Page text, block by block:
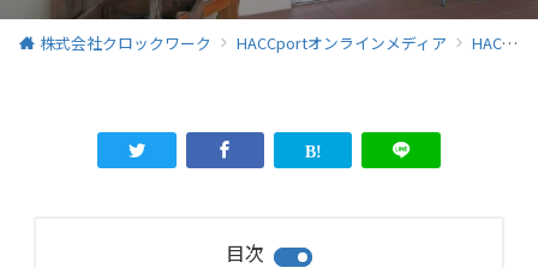
株式会社クロックワーク HACCportオンラインメディア HACCP監査業務
目次